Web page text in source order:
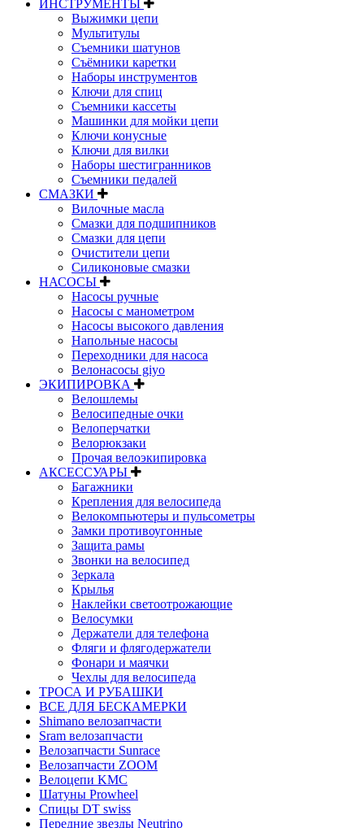
ИНСТРУМЕНТЫ
Выжимки цепи
Мультитулы
Съемники шатунов
Съёмники каретки
Наборы инструментов
Ключи для спиц
Съемники кассеты
Машинки для мойки цепи
Ключи конусные
Ключи для вилки
Наборы шестигранников
Съемники педалей
СМАЗКИ
Вилочные масла
Смазки для подшипников
Смазки для цепи
Очистители цепи
Силиконовые смазки
НАСОСЫ
Насосы ручные
Насосы с манометром
Насосы высокого давления
Напольные насосы
Переходники для насоса
Велонасосы giyo
ЭКИПИРОВКА
Велошлемы
Велосипедные очки
Велоперчатки
Велорюкзаки
Прочая велоэкипировка
АКСЕССУАРЫ
Багажники
Крепления для велосипеда
Велокомпьютеры и пульсометры
Замки противоугонные
Защита рамы
Звонки на велосипед
Зеркала
Крылья
Наклейки светоотрожающие
Велосумки
Держатели для телефона
Фляги и флягодержатели
Фонари и маячки
Чехлы для велосипеда
ТРОСА И РУБАШКИ
ВСЕ ДЛЯ БЕСКАМЕРКИ
Shimano велозапчасти
Sram велозапчасти
Велозапчасти Sunrace
Велозапчасти ZOOM
Велоцепи KMC
Шатуны Prowheel
Спицы DT swiss
Передние звезды Neutrino